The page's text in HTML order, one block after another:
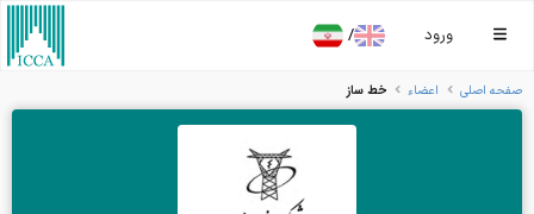
ورود /
صفحه اصلی اعضاء خط ساز